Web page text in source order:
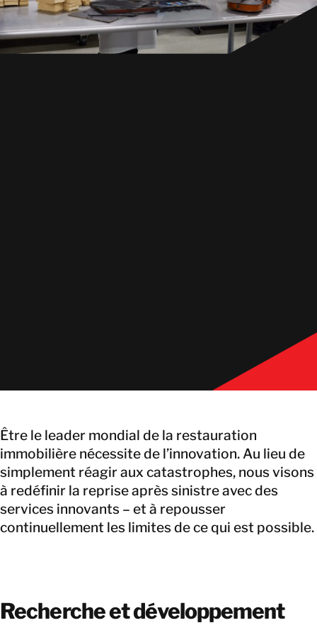
AVANTAGES
RESSOURCES
CANADA
Être le leader mondial de la restauration
immobilière nécessite de l’innovation. Au lieu de
simplement réagir aux catastrophes, nous visons
à redéfinir la reprise après sinistre avec des
services innovants – et à repousser
continuellement les limites de ce qui est possible.
Recherche et développement